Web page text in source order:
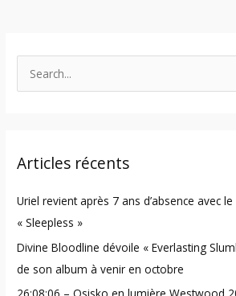
c
f
o
r
:
Articles récents
Uriel revient après 7 ans d’absence avec
« Sleepless »
Divine Bloodline dévoile « Everlasting
de son album à venir en octobre